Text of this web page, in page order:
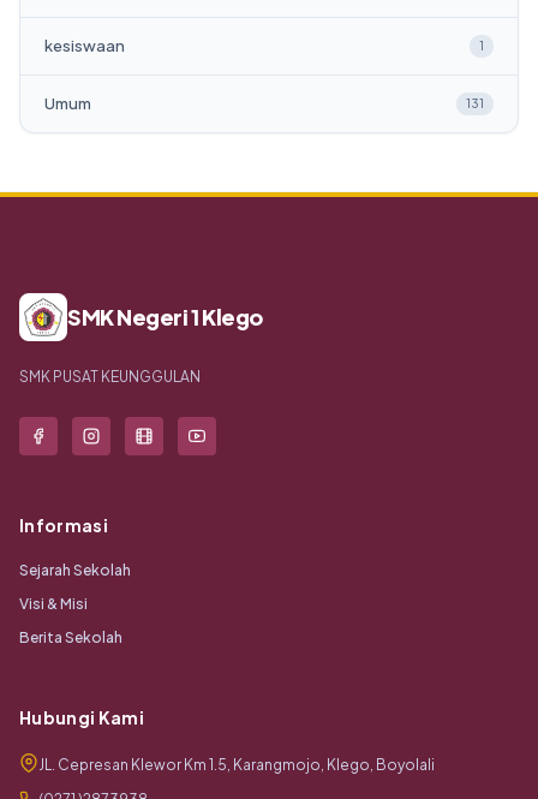
kesiswaan 1
Umum 131
SMK Negeri 1 Klego
SMK PUSAT KEUNGGULAN
Informasi
Sejarah Sekolah
Visi & Misi
Berita Sekolah
Hubungi Kami
JL. Cepresan Klewor Km 1.5, Karangmojo, Klego, Boyolali